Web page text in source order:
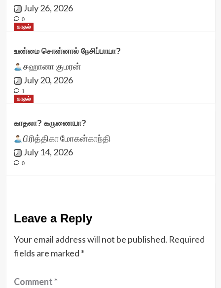
July 26, 2026
0
காதல்
உண்மை சொன்னால் நேசிப்பாயா?
சஹானா குமரன்
July 20, 2026
1
காதல்
காதலா? கருணையா?
பிரித்திகா மோகன்காந்தி
July 14, 2026
0
Leave a Reply
Your email address will not be published. Required
fields are marked *
Comment*